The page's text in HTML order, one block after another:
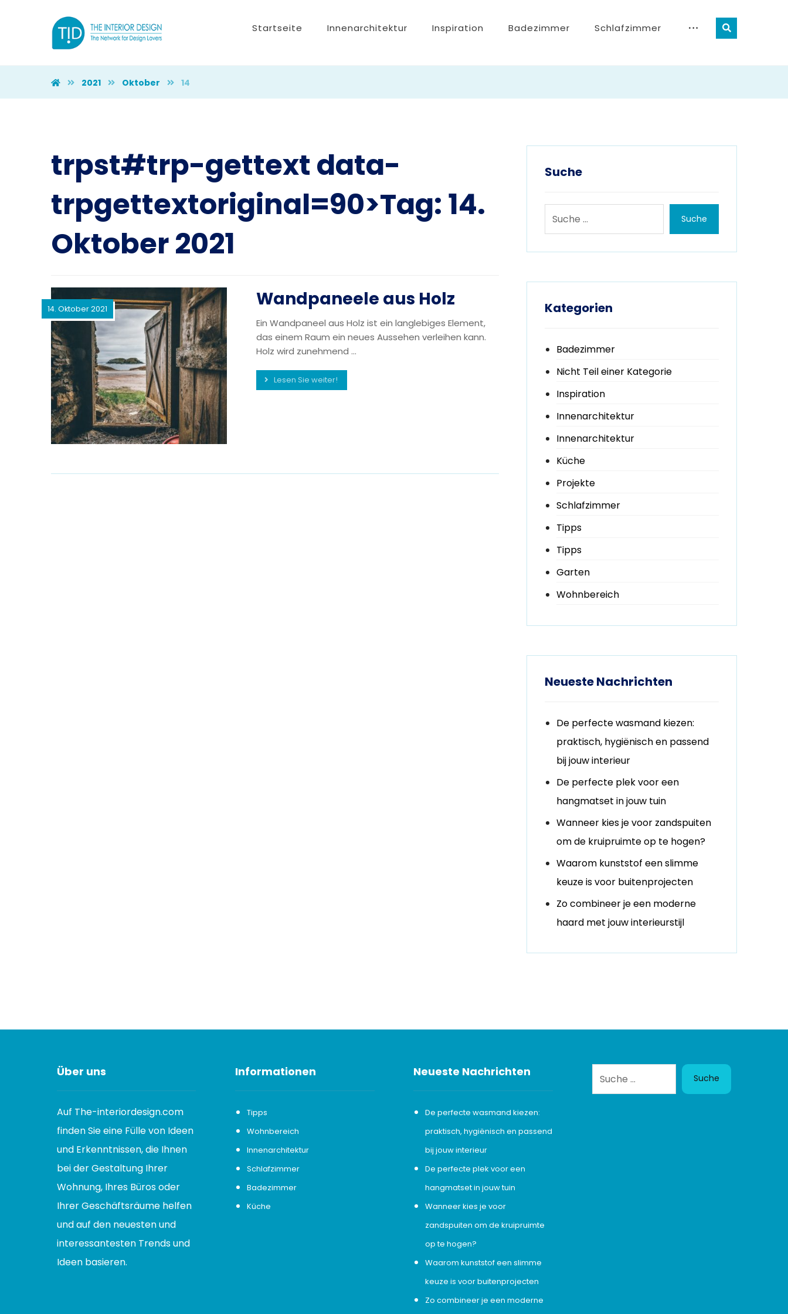
Startseite Innenarchitektur Inspiration Badezimmer Schlafzimmer
2021 Oktober 14
trpst#trp-gettext data-
trpgettextoriginal=90>Tag:14.
Oktober 2021
Wandpaneele aus Holz
14. Oktober 2021
Ein Wandpaneel aus Holz ist ein langlebiges Element,
das einem Raum ein neues Aussehen verleihen kann.
Holz wird zunehmend ...
Lesen Sie weiter!
Suche
Suche
Kategorien
Badezimmer
Nicht Teil einer Kategorie
Inspiration
Innenarchitektur
Innenarchitektur
Küche
Projekte
Schlafzimmer
Tipps
Tipps
Garten
Wohnbereich
Neueste Nachrichten
De perfecte wasmand kiezen:
praktisch, hygiënisch en passend
bij jouw interieur
De perfecte plek voor een
hangmatset in jouw tuin
Wanneer kies je voor zandspuiten
om de kruipruimte op te hogen?
Waarom kunststof een slimme
keuze is voor buitenprojecten
Zo combineer je een moderne
haard met jouw interieurstijl
Über uns
Auf The-interiordesign.com
finden Sie eine Fülle von Ideen
und Erkenntnissen, die Ihnen
bei der Gestaltung Ihrer
Wohnung, Ihres Büros oder
Ihrer Geschäftsräume helfen
und auf den neuesten und
interessantesten Trends und
Ideen basieren.
Informationen
Tipps
Wohnbereich
Innenarchitektur
Schlafzimmer
Badezimmer
Küche
Neueste Nachrichten
De perfecte wasmand kiezen:
praktisch, hygiënisch en passend
bij jouw interieur
De perfecte plek voor een
hangmatset in jouw tuin
Wanneer kies je voor
zandspuiten om de kruipruimte
op te hogen?
Waarom kunststof een slimme
keuze is voor buitenprojecten
Zo combineer je een moderne
Suche